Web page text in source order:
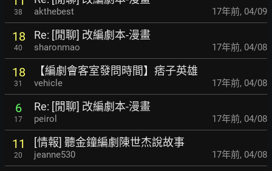
38 akthebest 17年前, 04/09
18
40
Re: [閒聊] 改編劇本-漫畫
sharonmao 17年前, 04/08
18
31
【編劇會客室發問時間】痞子英雄
vehicle 17年前, 04/08
6
17
Re: [閒聊] 改編劇本-漫畫
peirol 17年前, 04/08
11
20
[情報] 聽金鐘編劇陳世杰說故事
jeanne530 17年前, 04/08